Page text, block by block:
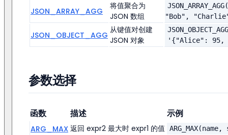
JSON_ARRAY_AGG
将值聚合为
JSON 数组
"Bob",
JSON_OBJECT_AGG
从键值对创建
JSON 对象
'{"Alice": 95,
参数选择
函数 描述 示例
ARG_MAX 返回 expr2 最大时 expr1 的值